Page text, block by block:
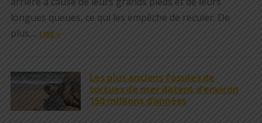
longues queues, ce qui les empêche de reculer. De
plus,... LIRE »
Les plus anciens fossiles de
tortues de mer datent d’environ
150 millions d’années